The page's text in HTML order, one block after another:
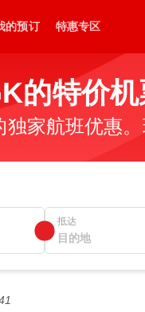
的预订 特惠专区
的特价机
家航班优惠
抵达